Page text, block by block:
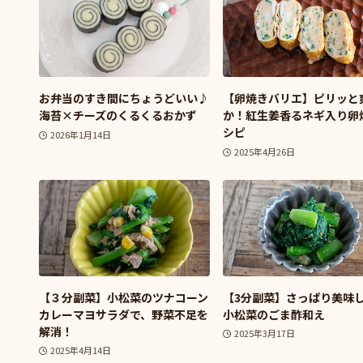
お弁当のすき間にちょうどいい♪
海苔×チーズのくるくるおかず
2026年1月14日
【卵焼きバリエ】ピリッと
か！紅生姜香るネギ入り卵
シピ
2025年4月26日
【３分副菜】小松菜のツナコーン
カレーマヨサラダで、野菜不足を
解消！
2025年4月14日
【3分副菜】さっぱり美味
小松菜のごま酢和え
2025年3月17日